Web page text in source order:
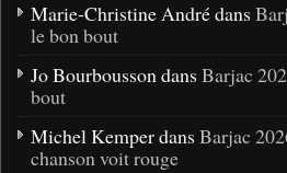
Marie-Christine André dans
le bon bout
Jo Bourbousson dans Barjac
bout
Michel Kemper dans Barjac
chanson voit rouge